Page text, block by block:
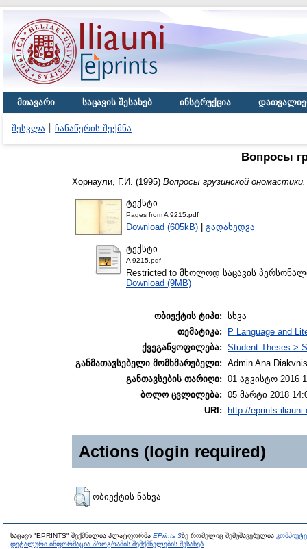
მთავარი საცავის შესახებ ინსტრუქცია
შესვლა ჩანაწერის შექმნა
Вопросы
Хорнаули, Г.И. (1995) Вопросы грузинской ономастики.
ტექსტი
Pages from A 9215.pdf
Download (605kB) | გადახედვა
ტექსტი
A 9215.pdf
Restricted to მხოლოდ საცავის
Download (9MB)
ობიექტის ტიპი: სხვა
თემატიკა:
P Language and
ქვეგანყოფილება: Student Theses >
განმათავსებელი მომხმარებელი: Admin Ana
განთავსების თარიღი: 01 აგვისტო 2016
ბოლო ცვლილება: 05 მარტი 2018
URI:
http://
Actions (login required)
ობიექტის ნახვა
საცავი "EPRINTS" შექმნილია პლატფორმა EPrints 3ზე რომელიც შემუშავებულია
დეტალური ინფორმაცია პროგრამის შემქმნელების შესახებ.